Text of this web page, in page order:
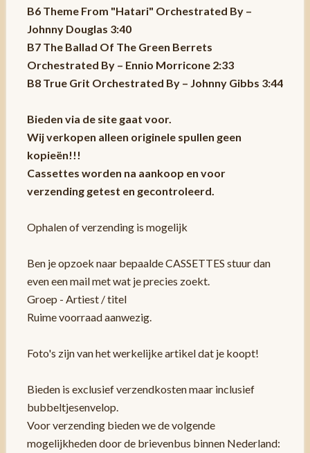
B6 Theme From "Hatari" Orchestrated By –
Johnny Douglas 3:40
B7 The Ballad Of The Green Berrets
Orchestrated By – Ennio Morricone 2:33
B8 True Grit Orchestrated By – Johnny Gibbs 3:44
Bieden via de site gaat voor.
Wij verkopen alleen originele spullen geen
kopieën!!!
Cassettes worden na aankoop en voor
verzending getest en gecontroleerd.
Ophalen of verzending is mogelijk
Ben je opzoek naar bepaalde CASSETTES stuur dan
even een mail met wat je precies zoekt.
Groep - Artiest / titel
Ruime voorraad aanwezig.
Foto's zijn van het werkelijke artikel dat je koopt!
Bieden is exclusief verzendkosten maar inclusief
bubbeltjesenvelop.
Voor verzending bieden we de volgende
mogelijkheden door de brievenbus binnen Nederland: